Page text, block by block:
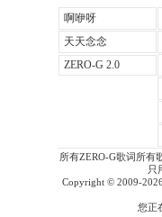
啊咿呀
天天念念
ZERO-G 2.0
所有ZERO-G歌词所有
只
Copyright © 2009-
您正